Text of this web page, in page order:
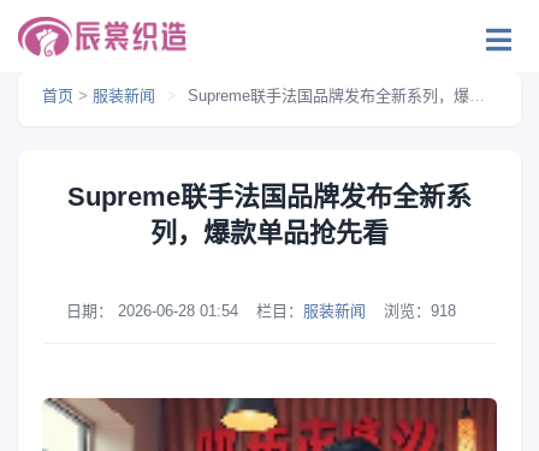
首页 > 服装新闻 > Supreme联手法国品牌发布全新系列，爆款单品抢先看
Supreme联手法国品牌发布全新系
列，爆款单品抢先看
日期： 2026-06-28 01:54 栏目： 服装新闻 浏览： 918